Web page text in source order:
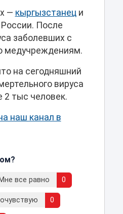
— кыргызстанеци
После
заболевших с
медучреждениям.
на сегодняшний
вируса
2 тыс человек.
наш канал в
Мне все равно 0
0